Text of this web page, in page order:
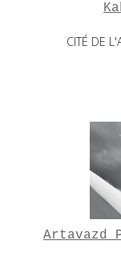
CITÉ DE
Artavazd